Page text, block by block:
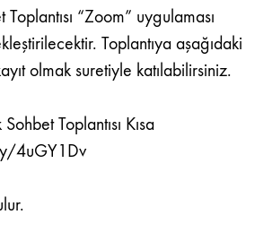
“Zoom” uygulaması
Toplantıya aşağıdaki
olmak suretiyle katılabilirsiniz.
Toplantısı Kısa
4uGY1Dv